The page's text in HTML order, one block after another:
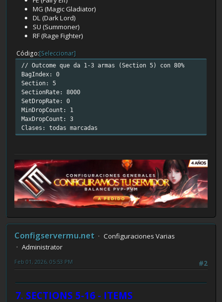
MG (Magic Gladiator)
DL (Dark Lord)
SU (Summoner)
RF (Rage Fighter)
Código [Seleccionar]
// Outcome que da 1-3 armas (Section 5) con 80%
BagIndex: 0
Section: 5
SectionRate: 8000
SetDropRate: 0
MinDropCount: 1
MaxDropCount: 3
Clases: todas marcadas
Configservermu.net
Configuraciones Varias
Administrator
#2
Feb 01, 2026, 05:53 PM
7. SECTIONS 5-16 - ITEMS